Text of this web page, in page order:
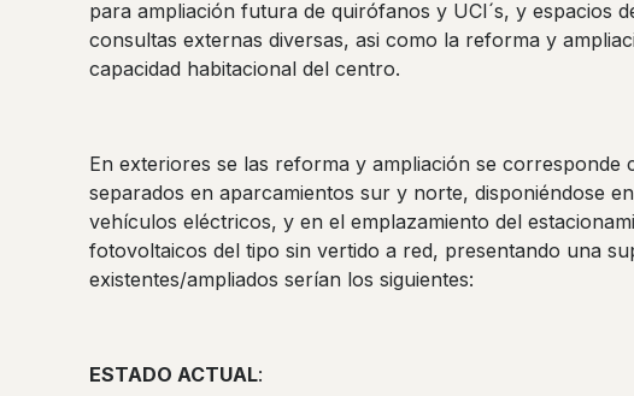
para ampliación futura de quirófanos y UCI´s, y espacios
consultas externas diversas, asi como la reforma y
capacidad habitacional del centro.
En exteriores se las reforma y ampliación se corresponde
separados en aparcamientos sur y norte, disponiéndose
vehículos eléctricos, y en el emplazamiento del
fotovoltaicos del tipo sin vertido a red, presentando una
existentes/ampliados serían los siguientes:
ESTADO ACTUAL: